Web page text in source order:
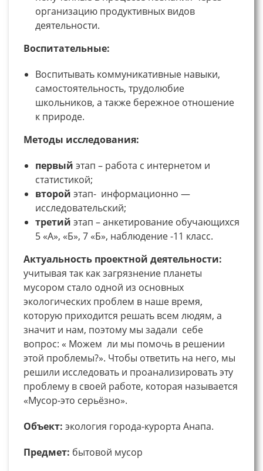
организацию продуктивных видов
деятельности.
Воспитательные:
Воспитывать коммуникативные навыки,
самостоятельность, трудолюбие
школьников, а также бережное отношение
к природе.
Методы исследования:
первый этап – работа с интернетом и
статистикой;
второй этап- информационно —
исследовательский;
третий этап – анкетирование обучающихся
5 «А», «Б», 7 «Б», наблюдение -11 класс.
Актуальность проектной деятельности:
учитывая так как загрязнение планеты
мусором стало одной из основных
экологических проблем в наше время,
которую приходится решать всем людям, а
значит и нам, поэтому мы задали себе
вопрос: « Можем ли мы помочь в решении
этой проблемы?». Чтобы ответить на него, мы
решили исследовать и проанализировать эту
проблему в своей работе, которая называется
«Мусор-это серьёзно».
Объект: экология города-курорта Анапа.
Предмет: бытовой мусор